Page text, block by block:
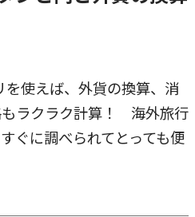
使えば、外貨の換算、消
ラクラク計算！ 海外旅行
ぐに調べられてとっても便